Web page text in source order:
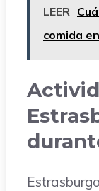
LEER
comida